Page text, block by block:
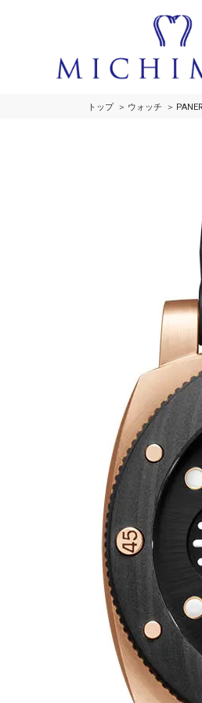
トップ ウォッチ